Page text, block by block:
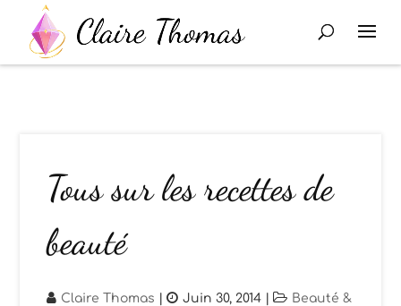
Tous sur les recettes de
beauté
Claire Thomas | Juin 30, 2014 |
Beauté &